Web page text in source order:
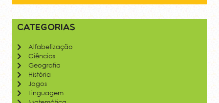
Categorias
Alfabetização
Ciências
Geografia
História
Jogos
Linguagem